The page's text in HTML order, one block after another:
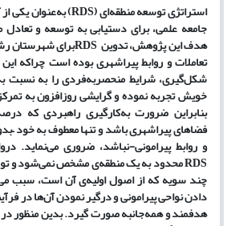
استراتژی توسعه منطقه‌ای(RDS) به‌عنوان یکی
جامعه علمی، برای دستیابی به توسعه و
هدف این پژوهش، تدوین برای شهرستان
تعاملات و روابط پیراشهری بوده است چراکه
شکل‌گیری، شرایط منحصربه‌فردی را به نسبت
خویش تجربه نموده و گرایشی روزافزون به
بنابراین ضرورت به‌کارگیری راهبردی که
فضاهای پیراشهری باشد و تنها معطوف به خود–
و روابط پیرامونی-نباشد، ضروری می‌نماید.
RDSمحدود به یک منطقه‌ی مشخص نمی‌شود و
چند سویه که از اصول اولیه‌ی آن است،
دادن نواحی پیرامونی و درگیر نمودن آن‌ها در
هدفمند و همه‌جانبه صورت گیرد. بدین منظور